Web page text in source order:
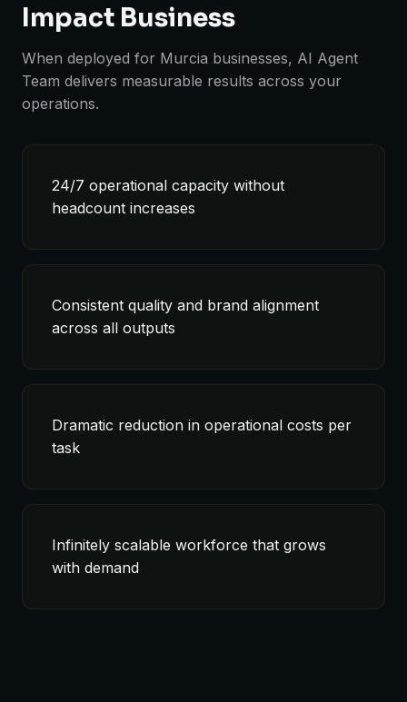
Impact Business
When deployed for Murcia businesses, AI Agent
Team delivers measurable results across your
operations.
24/7 operational capacity without
headcount increases
Consistent quality and brand alignment
across all outputs
Dramatic reduction in operational costs per
task
Infinitely scalable workforce that grows
with demand